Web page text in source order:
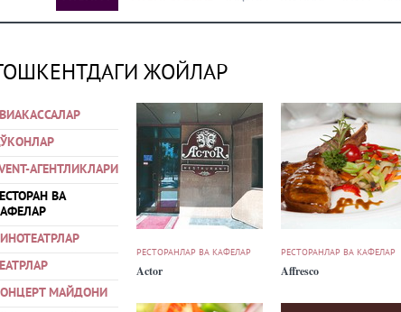
ЖОЙЛАР
АГЕНТЛИКЛАРИ
ВА
МАЙДОНИ
РЕСТОРАНЛАР ВА КАФЕЛАР
Actor
РЕСТОРАНЛАР ВА КАФЕЛАР
Affresco